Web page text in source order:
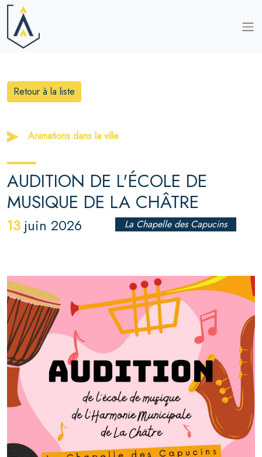
Retour à la liste
Animations dans la ville
AUDITION DE L'ÉCOLE DE
MUSIQUE DE LA CHÂTRE
13 juin 2026 La Chapelle des Capucins